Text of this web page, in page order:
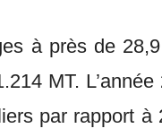
à près de
MT.
par rapport